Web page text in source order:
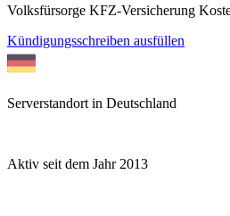
Volksfürsorge KFZ-Versicherung
Kündigungsschreiben ausfüllen
Serverstandort in Deutschland
Aktiv seit dem Jahr 2013